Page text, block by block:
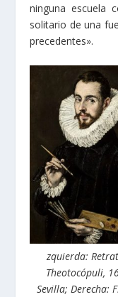
ninguna escuela
solitario de una
precedentes».
zquierda:
Theotocópuli,
Sevilla; Derecha: